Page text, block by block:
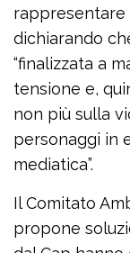
rappresentare
dichiarando
“finalizzata a
tensione e,
non più sulla
personaggi in
mediatica”.
Il Comitato
propone